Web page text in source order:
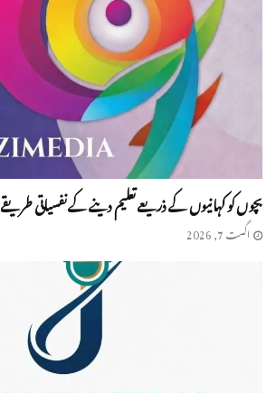
بچوں کو کہانیوں کے ذریعے تعلیم دینے کے نفسیاتی طریقے
اگست 7, 2026